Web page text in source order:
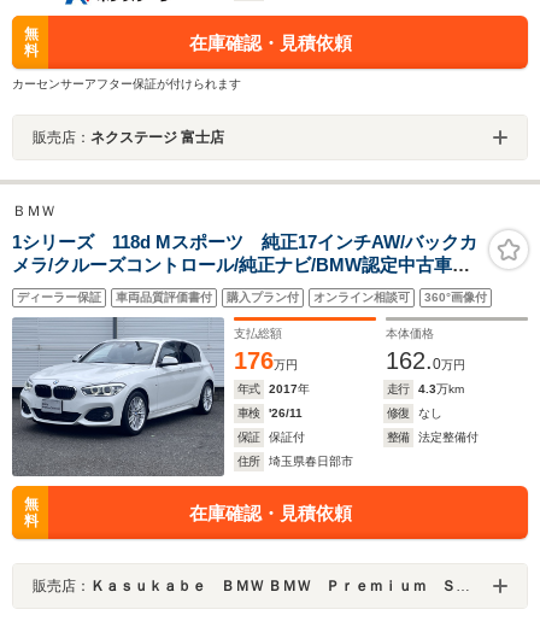
無
料
在庫確認・見積依頼
カーセンサーアフター保証が付けられます
販売店： ネクステージ 富士店
ＢＭＷ
1シリーズ 118d Mスポーツ 純正17インチAW/バックカ
メラ/クルーズコントロール/純正ナビ/BMW認定中古車保
証
ディーラー保証 車両品質評価書付 購入プラン付 オンライン相談可 360°画像付
支払総額
176万円
本体価格
162.0万円
年式
2017年 走行 4.3万km
車検
'26/11 修復
なし
保証
保証付 整備
法定整備付
住所
埼玉県春日部市
無
料
在庫確認・見積依頼
販売店： Ｋａｓｕｋａｂｅ ＢＭＷ ＢＭＷ Ｐｒｅｍｉｕｍ Ｓｅｌｅｃｔｉｏｎ 春日部